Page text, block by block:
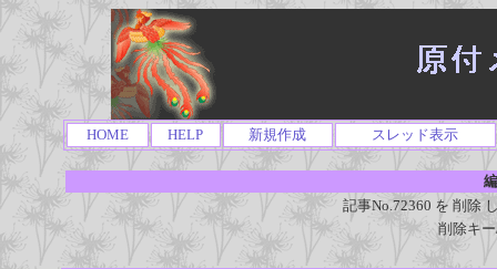
HOME HELP 新規作成 スレッド表示
記事No.72360 を 削除
削除キ